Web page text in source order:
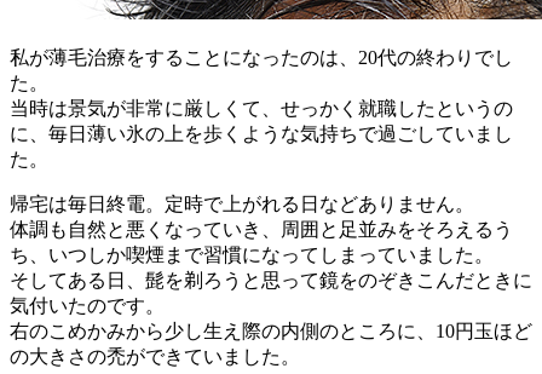
私が薄毛治療をすることになったのは、20代の終わりでし
た。
当時は景気が非常に厳しくて、せっかく就職したというの
に、毎日薄い氷の上を歩くような気持ちで過ごしていまし
た。
帰宅は毎日終電。定時で上がれる日などありません。
体調も自然と悪くなっていき、周囲と足並みをそろえるう
ち、いつしか喫煙まで習慣になってしまっていました。
そしてある日、髭を剃ろうと思って鏡をのぞきこんだときに
気付いたのです。
右のこめかみから少し生え際の内側のところに、10円玉ほど
の大きさの禿ができていました。